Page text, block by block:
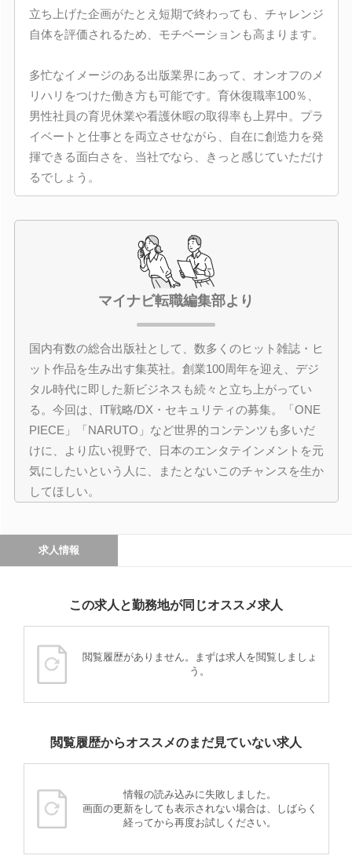
立ち上げた企画がたとえ短期で終わっても、チャレンジ
自体を評価されるため、モチベーションも高まります。
多忙なイメージのある出版業界にあって、オンオフのメ
リハリをつけた働き方も可能です。育休復職率100％、
男性社員の育児休業や看護休暇の取得率も上昇中。プラ
イベートと仕事とを両立させながら、自在に創造力を発
揮できる面白さを、当社でなら、きっと感じていただけ
るでしょう。
マイナビ転職編集部より
国内有数の総合出版社として、数多くのヒット雑誌・ヒ
ット作品を生み出す集英社。創業100周年を迎え、デジ
タル時代に即した新ビジネスも続々と立ち上がってい
る。今回は、IT戦略/DX・セキュリティの募集。「ONE
PIECE」「NARUTO」など世界的コンテンツも多いだ
けに、より広い視野で、日本のエンタテインメントを元
気にしたいという人に、またとないこのチャンスを生か
してほしい。
求人情報
この求人と勤務地が同じオススメ求人
閲覧履歴がありません。まずは求人を閲覧しましょ
う。
閲覧履歴からオススメのまだ見ていない求人
情報の読み込みに失敗しました。
画面の更新をしても表示されない場合は、しばらく
経ってから再度お試しください。